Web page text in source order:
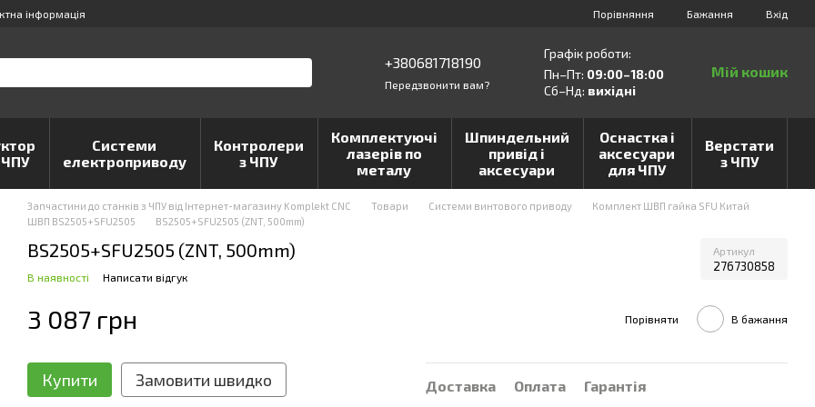
інформація Порівняння Бажання Вхід
+380681718190
Передзвонити вам?
Графік роботи:
Пн–Пт: 09:00–18:00
Сб–Нд: вихідні
Мій кошик
Системи
електроприводу
Контролери
з ЧПУ
Комплектуючі
лазерів по
металу
Шпиндельний
привід і
аксесуари
Оснастка і
аксесуари
для ЧПУ
Верстати
з ЧПУ
Запчастини до станків з ЧПУ від Інтернет-магазину Komplekt CNC Товари Системи винтового приводу
Комплект ШВП гайка SFU Китай
ШВП BS2505+SFU2505
BS2505+SFU2505 (ZNT, 500mm)
BS2505+SFU2505 (ZNT, 500mm) Артикул
276730858
В наявності Написати відгук
3 087 грн Порівняти В бажання
Купити Замовити швидко Доставка Оплата Гарантія